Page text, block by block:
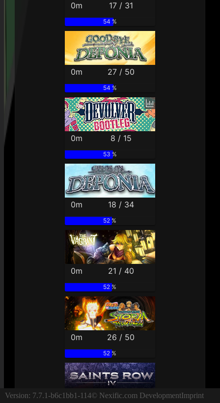
0m 17 / 31
54 %
0m 27 / 50
54 %
0m 8 / 15
53 %
0m 18 / 34
52 %
0m 21 / 40
52 %
0m 26 / 50
52 %
Version: 7.7.1-b6c1bb1-114© Nexific.com DevelopmentImprint